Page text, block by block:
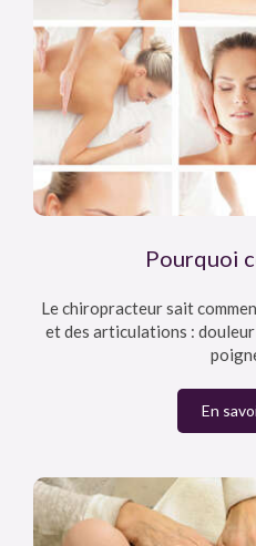
Pourquoi
Le chiropracteur sait
et des articulations :
En